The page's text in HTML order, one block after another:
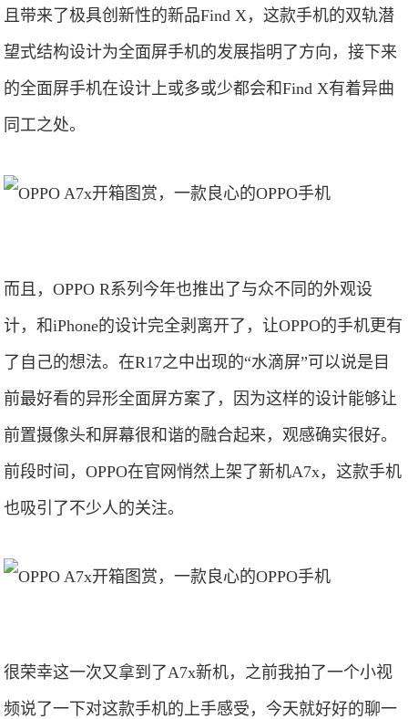
且带来了极具创新性的新品Find X，这款手机的双轨潜
望式结构设计为全面屏手机的发展指明了方向，接下来
的全面屏手机在设计上或多或少都会和Find X有着异曲
同工之处。
而且，OPPO R系列今年也推出了与众不同的外观设
计，和iPhone的设计完全剥离开了，让OPPO的手机更有
了自己的想法。在R17之中出现的“水滴屏”可以说是目
前最好看的异形全面屏方案了，因为这样的设计能够让
前置摄像头和屏幕很和谐的融合起来，观感确实很好。
前段时间，OPPO在官网悄然上架了新机A7x，这款手机
也吸引了不少人的关注。
很荣幸这一次又拿到了A7x新机，之前我拍了一个小视
频说了一下对这款手机的上手感受，今天就好好的聊一